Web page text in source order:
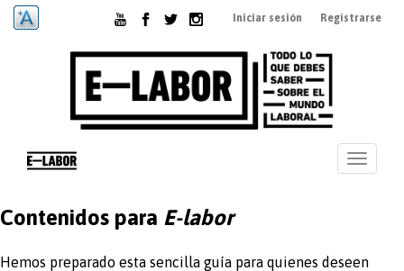
Pasar
Iniciar sesión Registrarse
Toggle
Contenidos para E-labor
Hemos preparado esta sencilla guía para quienes deseen